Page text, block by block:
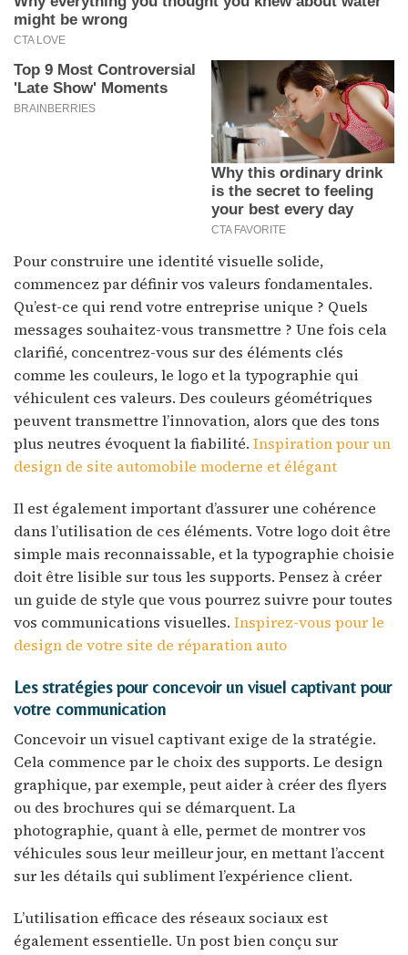
Pour construire une identité visuelle solide,
commencez par définir vos valeurs fondamentales.
Qu’est-ce qui rend votre entreprise unique ? Quels
messages souhaitez-vous transmettre ? Une fois cela
clarifié, concentrez-vous sur des éléments clés
comme les couleurs, le logo et la typographie qui
véhiculent ces valeurs. Des couleurs géométriques
peuvent transmettre l’innovation, alors que des tons
plus neutres évoquent la fiabilité. Inspiration pour un
design de site automobile moderne et élégant
Il est également important d’assurer une cohérence
dans l’utilisation de ces éléments. Votre logo doit être
simple mais reconnaissable, et la typographie choisie
doit être lisible sur tous les supports. Pensez à créer
un guide de style que vous pourrez suivre pour toutes
vos communications visuelles. Inspirez-vous pour le
design de votre site de réparation auto
Les stratégies pour concevoir un visuel captivant pour
votre communication
Concevoir un visuel captivant exige de la stratégie.
Cela commence par le choix des supports. Le design
graphique, par exemple, peut aider à créer des flyers
ou des brochures qui se démarquent. La
photographie, quant à elle, permet de montrer vos
véhicules sous leur meilleur jour, en mettant l’accent
sur les détails qui subliment l’expérience client.
L’utilisation efficace des réseaux sociaux est
également essentielle. Un post bien conçu sur